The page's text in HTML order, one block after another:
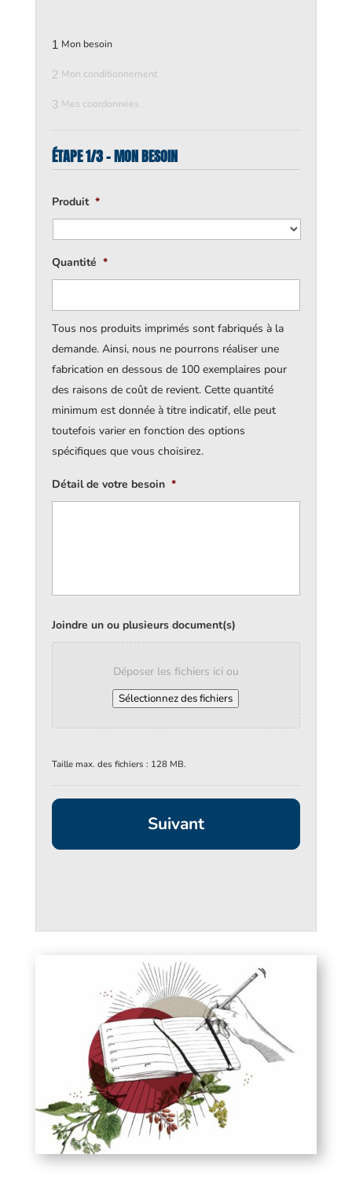
1 Mon besoin
2 Mon conditionnement
3 Mes coordonnées
ÉTAPE 1/3 - MON BESOIN
Produit *
Quantité *
Tous nos produits imprimés sont fabriqués à la
demande. Ainsi, nous ne pourrons réaliser une
fabrication en dessous de 100 exemplaires pour
des raisons de coût de revient. Cette quantité
minimum est donnée à titre indicatif, elle peut
toutefois varier en fonction des options
spécifiques que vous choisirez.
Détail de votre besoin *
Joindre un ou plusieurs document(s)
Déposer les fichiers ici ou
Sélectionnez des fichiers
Taille max. des fichiers : 128 MB.